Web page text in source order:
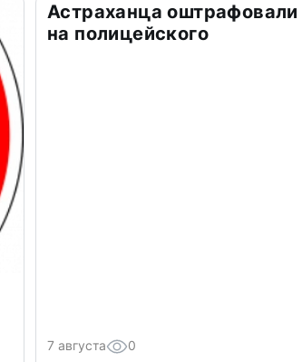
Астраханца оштрафовали
на полицейского
7 августа 0